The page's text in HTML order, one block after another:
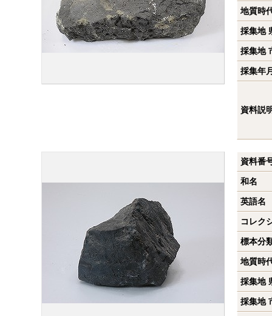
地質時
採集地
採集地
採集年
資料説
資料番
和名
英語名
コレク
標本分
地質時
採集地
採集地